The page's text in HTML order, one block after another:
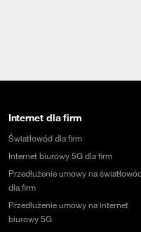
Internet dla firm
Światłowód dla firm
Internet biurowy 5G dla firm
Przedłużenie umowy na
dla firm
Przedłużenie umowy na internet
biurowy 5G